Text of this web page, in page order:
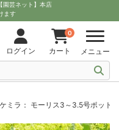
園芸ネット】本店
ます
ログイン
0
カート メニュー
ミラ： モーリス3～3.5号ポット2